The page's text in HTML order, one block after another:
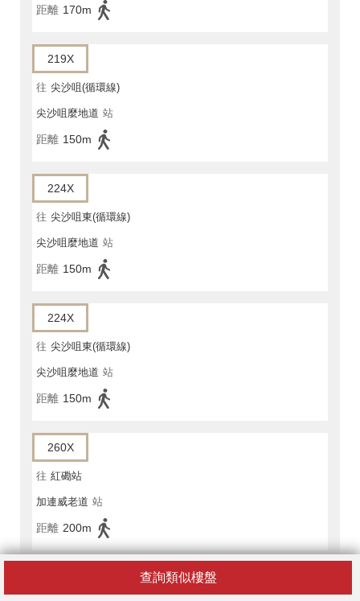
查詢類似樓盤
距離 170m
219X
往 尖沙咀(循環線)
尖沙咀麼地道 站
距離 150m
224X
往 尖沙咀東(循環線)
尖沙咀麼地道 站
距離 150m
224X
往 尖沙咀東(循環線)
尖沙咀麼地道 站
距離 150m
260X
往 紅磡站
加連威老道 站
距離 200m